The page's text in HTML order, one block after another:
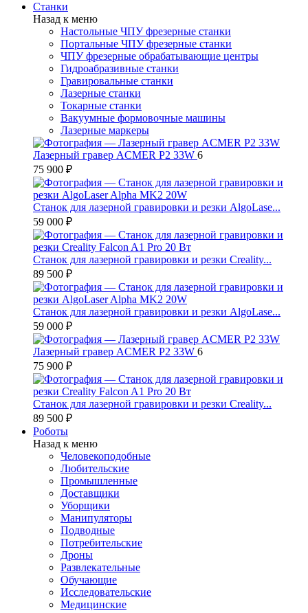
Станки
Назад к меню
Настольные ЧПУ фрезерные станки
Портальные ЧПУ фрезерные станки
ЧПУ фрезерные обрабатывающие центры
Гидроабразивные станки
Гравировальные станки
Лазерные станки
Токарные станки
Вакуумные формовочные машины
Лазерные маркеры
Лазерный гравер ACMER P2 33W 6
75 900 ₽
Станок для лазерной гравировки и резки AlgoLase...
59 000 ₽
Станок для лазерной гравировки и резки Creality...
89 500 ₽
Станок для лазерной гравировки и резки AlgoLase...
59 000 ₽
Лазерный гравер ACMER P2 33W 6
75 900 ₽
Станок для лазерной гравировки и резки Creality...
89 500 ₽
Роботы
Назад к меню
Человекоподобные
Любительские
Промышленные
Доставщики
Уборщики
Манипуляторы
Подводные
Потребительские
Дроны
Развлекательные
Обучающие
Исследовательские
Медицинские